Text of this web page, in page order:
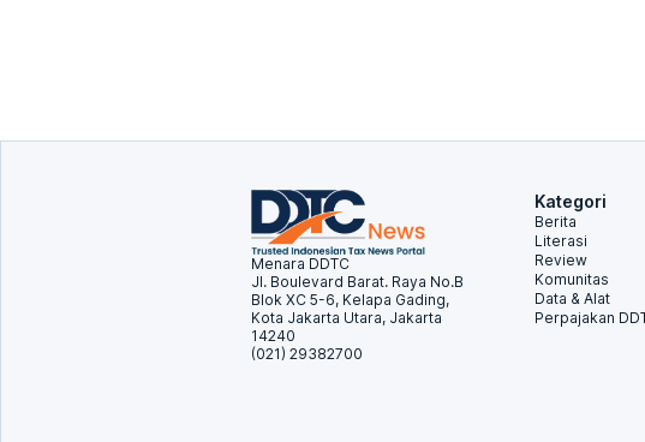
Menara DDTC
Jl. Boulevard Barat. Raya No.B
Blok XC 5-6, Kelapa Gading,
Kota Jakarta Utara, Jakarta
14240
(021) 29382700
Kategori
Berita
Literasi
Review
Komunitas
Data & Alat
Perpajakan